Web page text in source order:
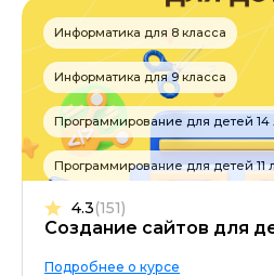
Информатика для 8 класса
Информатика для 9 класса
Программирование для детей 14
Программирование для детей 11
Создание сайтов для
4.3(151)
Подробнее о курсе